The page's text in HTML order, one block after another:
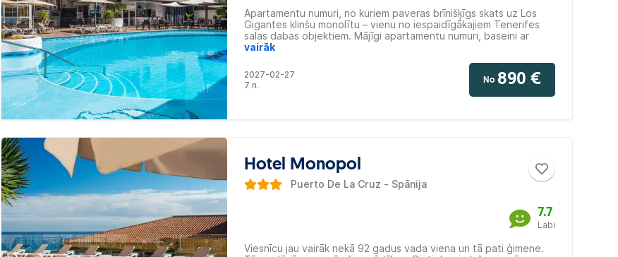
Apartamentu numuri, no kuriem paveras brīnišķīgs skats uz Los
Gigantes klinšu monolītu – vienu no iespaidīgākajiem Tenerifes
salas dabas objektiem. Mājīgi apartamentu numuri, baseini ar
skatu uz okeānu, laipns personāls. Viesnīcā ir arī minigolfs, bērnu
šautriņām un ziemā apsildāms peldbaseins. Iesakām ģimenes
atpūtai.
vairāk
2027-02-27
7 n.
No 890 €
Hotel Monopol
Puerto De La Cruz - Spānija
7.7
Labi
Viesnīcu jau vairāk nekā 92 gadus vada viena un tā pati ģimene.